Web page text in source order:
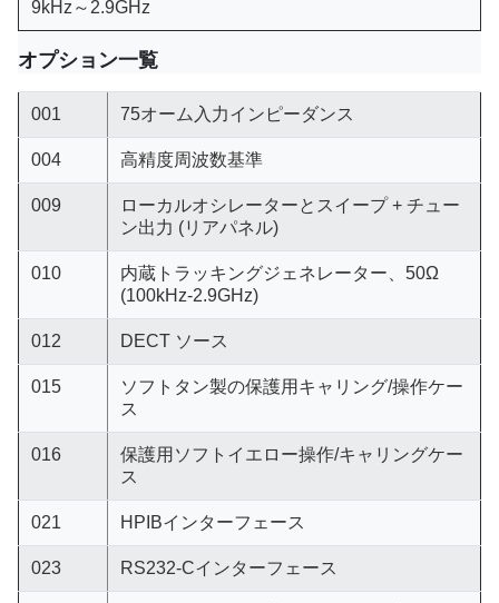
9kHz～2.9GHz
オプション一覧
001 75オーム入力インピーダンス
004 高精度周波数基準
009
ローカルオシレーターとスイープ + チュー
ン出力 (リアパネル)
010
内蔵トラッキングジェネレーター、50Ω
(100kHz-2.9GHz)
012 DECT ソース
015
ソフトタン製の保護用キャリング/操作ケー
ス
016
保護用ソフトイエロー操作/キャリングケー
ス
021 HPIBインターフェース
023 RS232-Cインターフェース